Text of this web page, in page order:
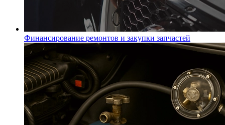
Финансирование ремонтов и закупки запчастей